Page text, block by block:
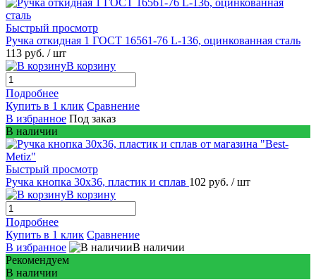
Быстрый просмотр
Ручка откидная 1 ГОСТ 16561-76 L-136, оцинкованная сталь
113 руб. / шт
В корзину
Подробнее
Купить в 1 клик Сравнение
В избранное Под заказ
В наличии
Быстрый просмотр
Ручка кнопка 30х36, пластик и сплав 102 руб. / шт
В корзину
Подробнее
Купить в 1 клик Сравнение
В избранное
В наличии
Рекомендуем
В наличии